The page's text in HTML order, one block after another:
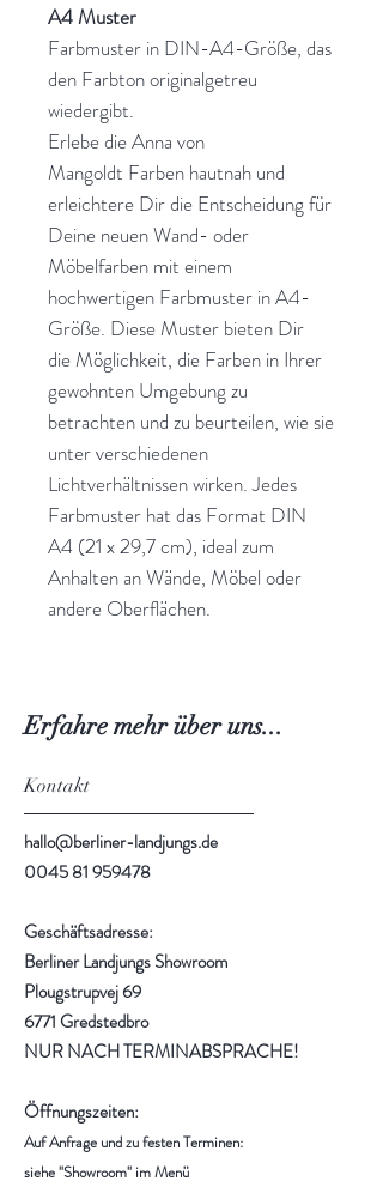
A4 Muster
Farbmuster in DIN-A4-Größe, das
den Farbton originalgetreu
wiedergibt.
Erlebe die Anna von
Mangoldt Farben hautnah und
erleichtere Dir die Entscheidung für
Deine neuen Wand- oder
Möbelfarben mit einem
hochwertigen Farbmuster in A4-
Größe. Diese Muster bieten Dir
die Möglichkeit, die Farben in Ihrer
gewohnten Umgebung zu
betrachten und zu beurteilen, wie sie
unter verschiedenen
Lichtverhältnissen wirken. Jedes
Farbmuster hat das Format DIN
A4 (21 x 29,7 cm), ideal zum
Anhalten an Wände, Möbel oder
andere Oberflächen.
Erfahre mehr über uns...
Kontakt
hallo@berliner-landjungs.de
0045 81 959478
Geschäftsadresse:
Berliner Landjungs Showroom
Plougstrupvej 69
6771 Gredstedbro
NUR NACH TERMINABSPRACHE!
Öffnungszeiten:
Auf Anfrage und zu festen Terminen:
siehe "Showroom" im Menü